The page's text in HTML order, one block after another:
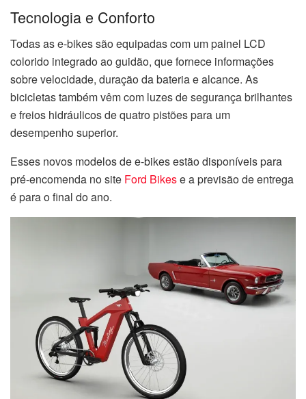
Tecnologia e Conforto
Todas as e-bikes são equipadas com um painel LCD
colorido integrado ao guidão, que fornece informações
sobre velocidade, duração da bateria e alcance. As
bicicletas também vêm com luzes de segurança brilhantes
e freios hidráulicos de quatro pistões para um
desempenho superior.
Esses novos modelos de e-bikes estão disponíveis para
pré-encomenda no site Ford Bikese a previsão de entrega
é para o final do ano.